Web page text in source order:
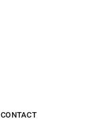
CONTACT